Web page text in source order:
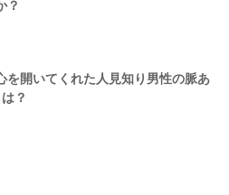
？
を開いてくれた人見知り男性の脈あ
？